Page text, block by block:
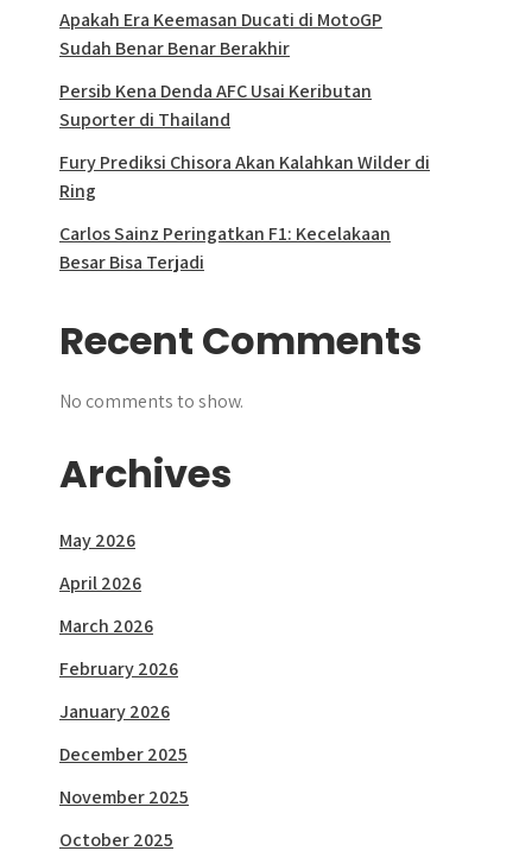
Apakah Era Keemasan Ducati di MotoGP
Sudah Benar Benar Berakhir
Persib Kena Denda AFC Usai Keributan
Suporter di Thailand
Fury Prediksi Chisora Akan Kalahkan Wilder di
Ring
Carlos Sainz Peringatkan F1: Kecelakaan
Besar Bisa Terjadi
Recent Comments
No comments to show.
Archives
May 2026
April 2026
March 2026
February 2026
January 2026
December 2025
November 2025
October 2025